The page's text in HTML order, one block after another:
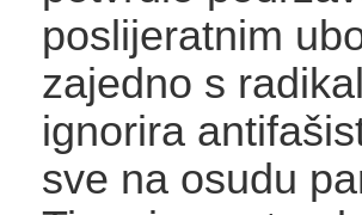
poslijeratnim
zajedno s
ignorira
sve na osudu